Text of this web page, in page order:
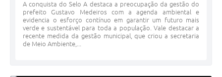
A conquista do Selo A destaca a preocupação da gestão do
prefeito Gustavo Medeiros com a agenda ambiental e
evidencia o esforço contínuo em garantir um futuro mais
verde e sustentável para toda a população. Vale destacar a
recente medida da gestão municipal, que criou a secretaria
de Meio Ambiente,...